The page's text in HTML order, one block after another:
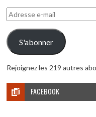
Adresse
e-
mail
S'abonner
Rejoignez les 219 autres
FACEBOOK